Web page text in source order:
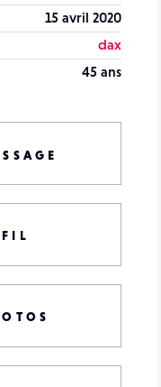
15 avril 2020
dax
45 ans